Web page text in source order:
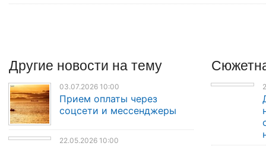
Другие новости на тему
03.07.2026 10:00
Прием оплаты через
соцсети и мессенджеры
22.05.2026 10:00